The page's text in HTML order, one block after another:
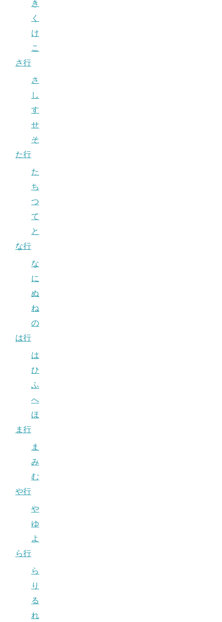
き
く
け
こ
さ行
さ
し
す
せ
そ
た行
た
ち
つ
て
と
な行
な
に
ぬ
ね
の
は行
は
ひ
ふ
へ
ほ
ま行
ま
み
む
や行
や
ゆ
よ
ら行
ら
り
る
れ